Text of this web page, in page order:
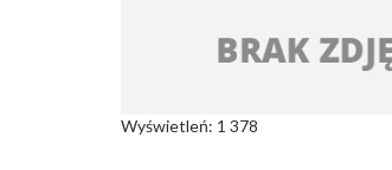
Wyświetleń: 1 378